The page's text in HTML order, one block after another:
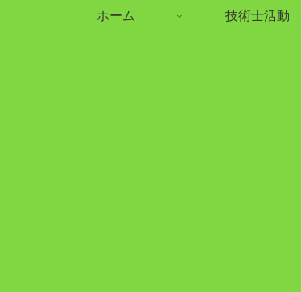
ホーム 技術士活動